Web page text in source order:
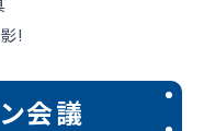
!
会議